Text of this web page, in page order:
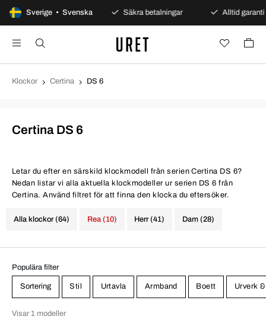
Sverige • Svenska
100 dagars öppet köp Säkra betalningar Alltid garanti
Klockor Certina DS 6
Certina DS 6
Letar du efter en särskild klockmodell från serien Certina DS 6?
Nedan listar vi alla aktuella klockmodeller ur serien DS 6 från
Certina. Använd filtret för att finna den klocka du eftersöker.
Alla klockor (64) Herr (41) Dam (28)
Rea (10)
Populära filter
Sortering Stil Urtavla Armband Boett Urverk
Visar 1 modeller